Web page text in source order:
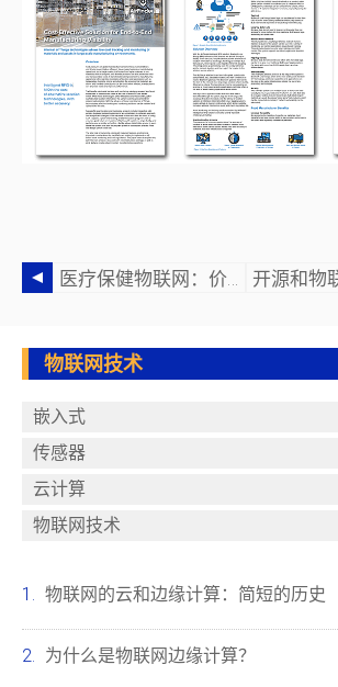
医疗保健物联网：价值 1630 亿美元的机会
物联网技术
嵌入式
传感器
云计算
物联网技术
物联网的云和边缘计算：简短的历史
为什么是物联网边缘计算？